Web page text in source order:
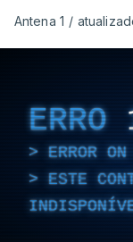
Antena 1 /
ERRO
ERROR
ESTE